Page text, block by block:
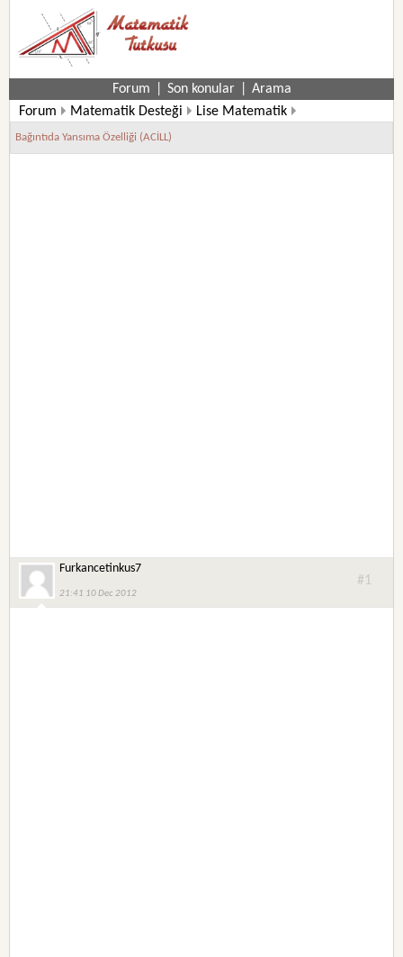
Forum Son konular
Arama
Forum
Matematik Desteği
Lise Matematik
9. Sınıf Matematik Soruları
Bağıntıda Yansıma Özelliği (ACİLL)
Furkancetinkus7
21:41 10 Dec 2012
#1